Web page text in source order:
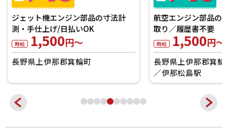
ジェット機エンジン部品の寸法計
測・手仕上げ/日払いOK
時給 1,500円～
長野県上伊那郡箕輪町
航空エンジン部品の
取り／履歴書不要
時給 1,500円～
長野県上伊那郡箕
伊那松島駅